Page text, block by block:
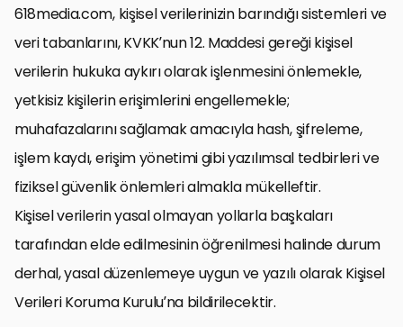
618media.com, kişisel verilerinizin barındığı sistemleri ve
veri tabanlarını, KVKK’nun 12. Maddesi gereği kişisel
verilerin hukuka aykırı olarak işlenmesini önlemekle,
yetkisiz kişilerin erişimlerini engellemekle;
muhafazalarını sağlamak amacıyla hash, şifreleme,
işlem kaydı, erişim yönetimi gibi yazılımsal tedbirleri ve
fiziksel güvenlik önlemleri almakla mükelleftir.
Kişisel verilerin yasal olmayan yollarla başkaları
tarafından elde edilmesinin öğrenilmesi halinde durum
derhal, yasal düzenlemeye uygun ve yazılı olarak Kişisel
Verileri Koruma Kurulu’na bildirilecektir.